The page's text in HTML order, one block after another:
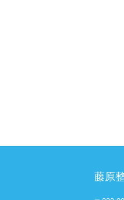
藤原